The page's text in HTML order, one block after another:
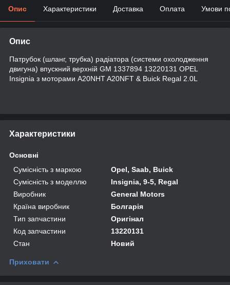
Опис Характеристики Доставка Оплата Умови
Опис
Патрубок (шланг, трубка) радіатора (системи охолодження
двигуна) впускний верхній GM 1337894 13220131 OPEL
Insignia з моторами A20NHT A20NFT & Buick Regal 2.0L
Характеристики
Основні
Сумісність з маркою
Opel, Saab, Buick
Сумісність з моделлю
Insignia, 9-5, Regal
Виробник
General Motors
Країна виробник
Болгарія
Тип запчастини
Оригінал
Код запчастини
13220131
Стан
Новий
Приховати